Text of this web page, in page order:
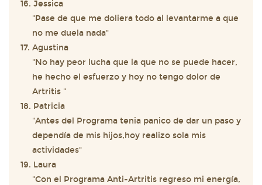
16. Jessica
"Pase de que me doliera todo al levantarme a que
no me duela nada"
17. Agustina
"No hay peor lucha que la que no se puede hacer,
he hecho el esfuerzo y hoy no tengo dolor de
Artritis "
18. Patricia
"Antes del Programa tenia panico de dar un paso y
dependía de mis hijos,hoy realizo sola mis
actividades"
19. Laura
"Con el Programa Anti-Artritis regreso mi energía,